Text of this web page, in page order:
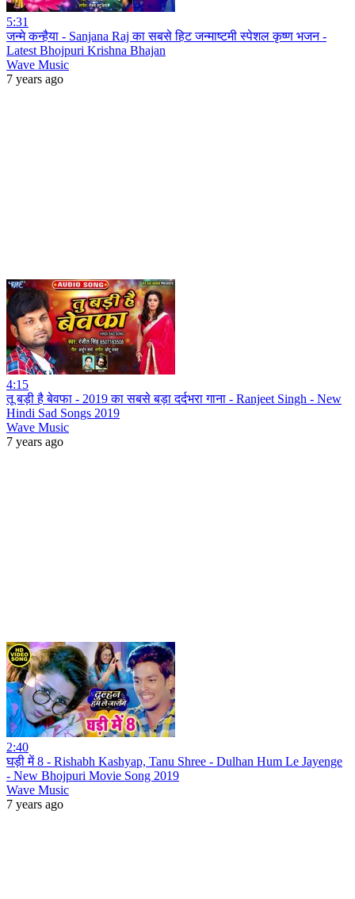
5:31
जन्मे कन्हैया - Sanjana Raj का सबसे हिट जन्माष्टमी स्पेशल कृष्ण भजन -
Latest Bhojpuri Krishna Bhajan
Wave Music
7 years ago
4:15
तू बड़ी है बेवफा - 2019 का सबसे बड़ा दर्दभरा गाना - Ranjeet Singh - New
Hindi Sad Songs 2019
Wave Music
7 years ago
2:40
घड़ी में 8 - Rishabh Kashyap, Tanu Shree - Dulhan Hum Le Jayenge
- New Bhojpuri Movie Song 2019
Wave Music
7 years ago